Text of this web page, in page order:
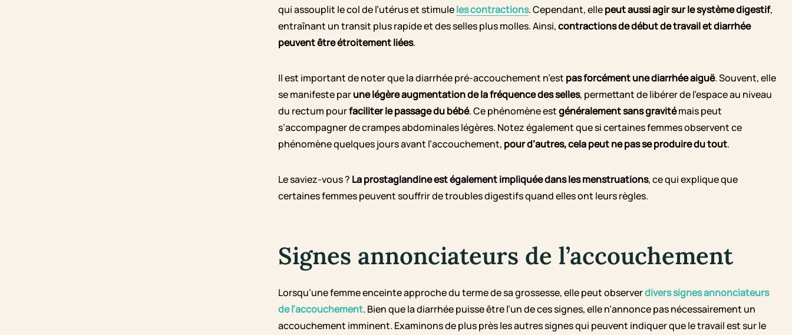
qui assouplit le col de l’utérus et stimuleles contractions. Cependant, ellepeut aussi agir sur le système digestif,
entraînant un transit plus rapide et des selles plus molles. Ainsi,contractions de début de travail et diarrhée
peuvent être étroitement liées.
Il est important de noter que la diarrhée pré-accouchement n’est pas forcément une diarrhée aiguë. Souvent, elle
se manifeste parune légère augmentation de la fréquence des selles, permettant de libérer de l’espace au niveau
du rectum pourfaciliter le passage du bébé. Ce phénomène estgénéralement sans gravitémais peut
s’accompagner de crampes abdominales légères. Notez également que si certaines femmes observent ce
phénomène quelques jours avant l’accouchement, pour d’autres, cela peut ne pas se produire du tout.
Le saviez-vous ? La prostaglandine est également impliquée dans les menstruations, ce qui explique que
certaines femmes peuvent souffrir de troubles digestifs quand elles ont leurs règles.
Signes annonciateurs de l’accouchement
Lorsqu’une femme enceinte approche du terme de sa grossesse, elle peut observerdivers signes annonciateurs
de l’accouchement. Bien que la diarrhée puisse être l’un de ces signes, elle n’annonce pas nécessairement un
accouchement imminent. Examinons de plus près les autres signes qui peuvent indiquer que le travail est sur le